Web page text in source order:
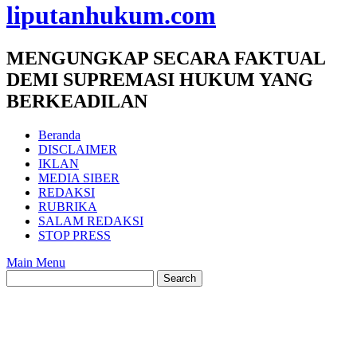
liputanhukum.com
MENGUNGKAP SECARA FAKTUAL
DEMI SUPREMASI HUKUM YANG
BERKEADILAN
Beranda
DISCLAIMER
IKLAN
MEDIA SIBER
REDAKSI
RUBRIKA
SALAM REDAKSI
STOP PRESS
Main Menu